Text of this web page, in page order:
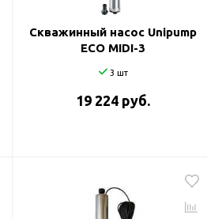
Скважинный насос Unipump
ECO MIDI-3
3 шт
19 224 руб.